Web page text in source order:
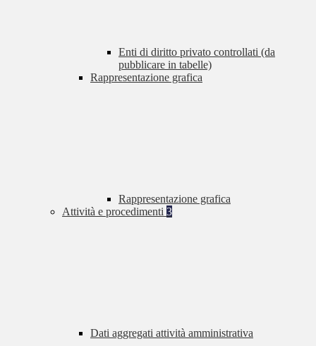
Enti di diritto privato controllati (da
pubblicare in tabelle)
Rappresentazione grafica
Rappresentazione grafica
Attività e procedimenti 3
Dati aggregati attività amministrativa